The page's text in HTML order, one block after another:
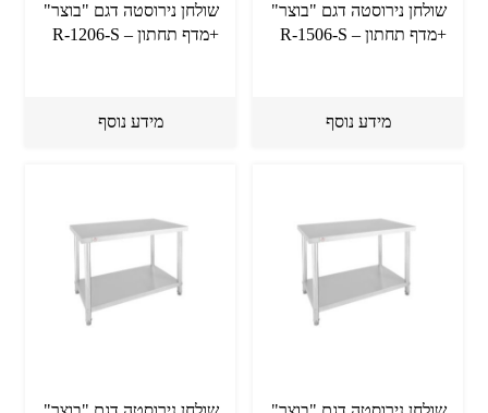
שולחן נירוסטה דגם "בוצר"
+מדף תחתון – R-1506-S
מידע נוסף
שולחן נירוסטה דגם "בוצר"
+מדף תחתון – R-1206-S
מידע נוסף